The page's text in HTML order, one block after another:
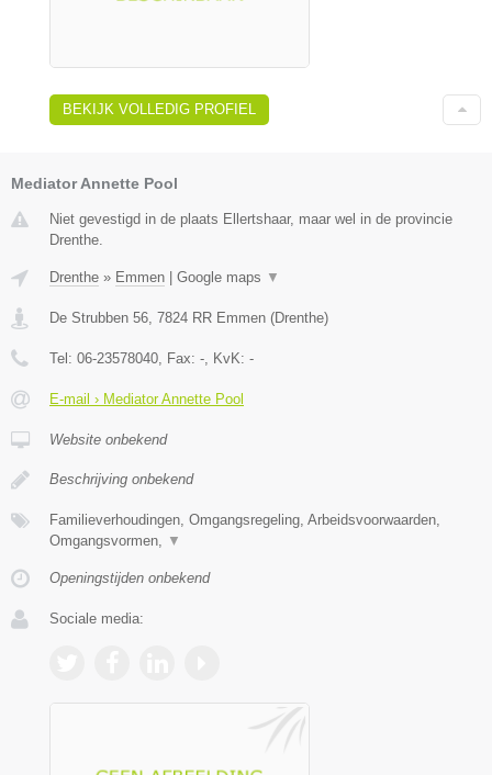
BEKIJK VOLLEDIG PROFIEL
Mediator Annette Pool
Niet gevestigd in de plaats Ellertshaar, maar wel in de provincie
Drenthe.
Drenthe » Emmen Google maps ▼
De Strubben 56 7824 RR Emmen (Drenthe)
Tel: 06-23578040 , Fax: - , KvK: -
E-mail › Mediator Annette Pool
Website onbekend
Beschrijving onbekend
Familieverhoudingen, Omgangsregeling, Arbeidsvoorwaarden,
Omgangsvormen,
▼
Openingstijden onbekend
Sociale media: